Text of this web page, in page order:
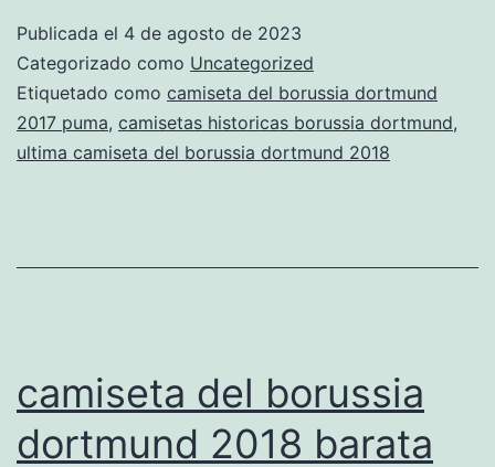
Equipos
Recomendados
para
el
Publicada el 4 de agosto de 2023
Categorizado como Uncategorized
Etiquetado como camiseta del borussia dortmund
2017 puma, camisetas historicas borussia dortmund,
ultima camiseta del borussia dortmund 2018
camiseta del borussia
dortmund 2018 barata